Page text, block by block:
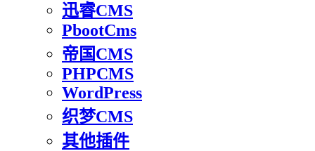
迅睿CMS
PbootCms
帝国CMS
PHPCMS
WordPress
织梦CMS
其他插件